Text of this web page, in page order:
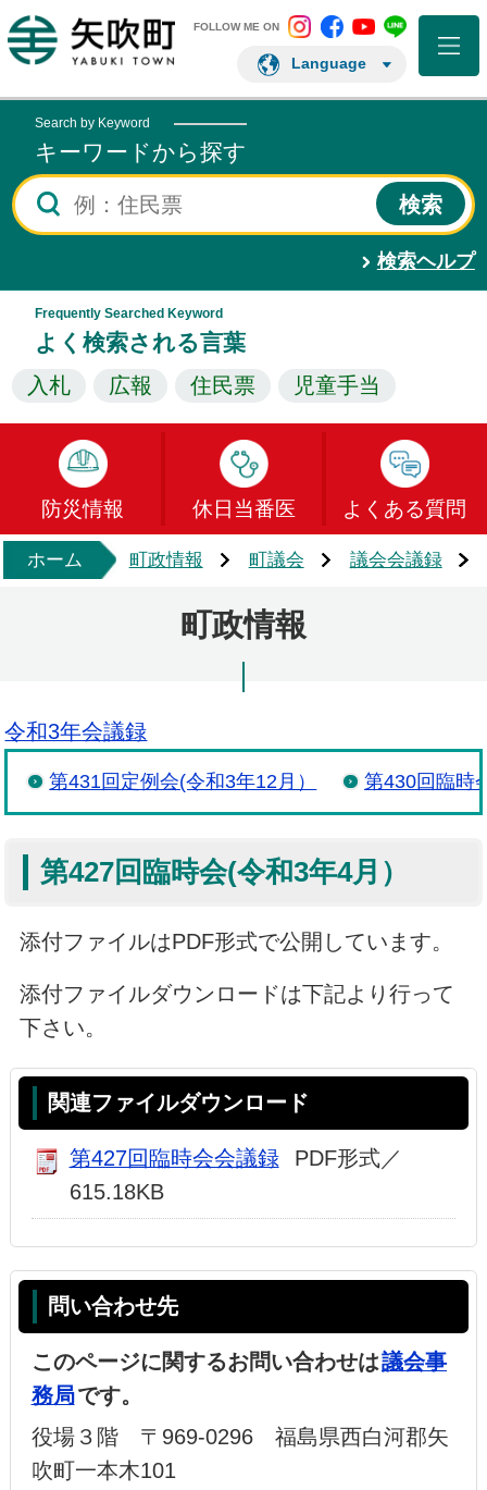
矢吹町ホームページ
FOLLOW ME ON 矢吹町 Instagram
矢吹町矢吹町矢吹町
Language
Search by Keyword
キーワードから探す
検索ヘルプ
Frequently Searched Keyword
よく検索される言葉
入札 広報 住民票 児童手当
防災情報 休日当番医 よくある質問
ホーム 町政情報 町議会 議会会議録
町政情報
令和3年会議録
第431回定例会(令和3年12月） 第430回臨時
第427回臨時会(令和3年4月）
添付ファイルはPDF形式で公開しています。
添付ファイルダウンロードは下記より行って
下さい。
関連ファイルダウンロード
第427回臨時会会議録
PDF形式／
615.18KB
問い合わせ先
このページに関するお問い合わせは議会事
務局です。
役場３階 〒969-0296 福島県西白河郡矢
吹町一本木101